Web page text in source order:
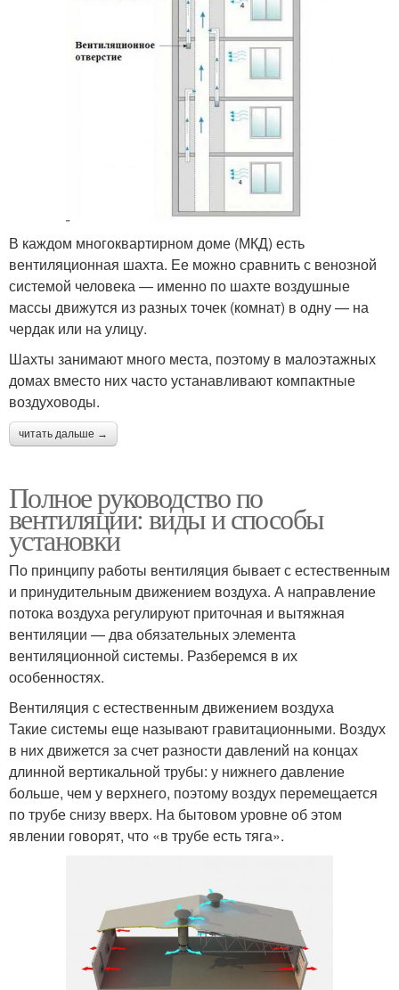
В каждом многоквартирном доме (МКД) есть
вентиляционная шахта. Ее можно сравнить с венозной
системой человека — именно по шахте воздушные
массы движутся из разных точек (комнат) в одну — на
чердак или на улицу.
Шахты занимают много места, поэтому в малоэтажных
домах вместо них часто устанавливают компактные
воздуховоды.
читать дальше →
Полное руководство по
вентиляции: виды и способы
установки
По принципу работы вентиляция бывает с естественным
и принудительным движением воздуха. А направление
потока воздуха регулируют приточная и вытяжная
вентиляции — два обязательных элемента
вентиляционной системы. Разберемся в их
особенностях.
Вентиляция с естественным движением воздуха
Такие системы еще называют гравитационными. Воздух
в них движется за счет разности давлений на концах
длинной вертикальной трубы: у нижнего давление
больше, чем у верхнего, поэтому воздух перемещается
по трубе снизу вверх. На бытовом уровне об этом
явлении говорят, что «в трубе есть тяга».